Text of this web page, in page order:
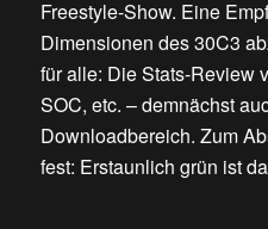
Freestyle-Show. Eine
Dimensionen des 30C3
für alle: Die Stats-Review
SOC, etc. – demnächst
Downloadbereich. Zum
fest: Erstaunlich grün ist